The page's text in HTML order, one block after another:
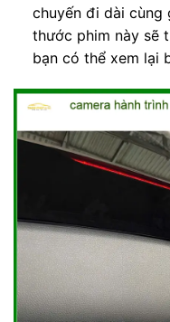
chuyến đi dài cùng
thước phim này sẽ
bạn có thể xem lại